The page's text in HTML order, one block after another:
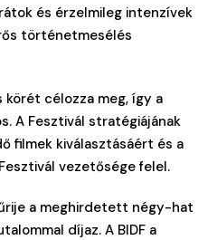
és érzelmileg intenzívek
történetmesélés
körét célozza meg, így a
A Fesztivál stratégiájának
filmek kiválasztásáért és a
vezetősége felel.
a meghirdetett négy-hat
díjaz. A BIDF a